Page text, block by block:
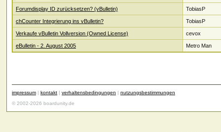
Forumdisplay ID zurücksetzen? (vBulletin) TobiasP
chCounter Integrierung ins vBulletin? TobiasP
Verkaufe vBulletin Vollversion (Owned License) cevox
eBulletin - 2. August 2005 Metro Man
impressum | kontakt | verhaltensbedingungen | nutzungsbestimmungen
© 2002-2026 boardunity.de